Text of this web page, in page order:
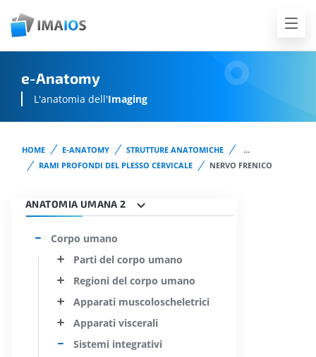
e-Anatomy
L'anatomia dell'Imaging
HOME E-ANATOMY STRUTTURE ANATOMICHE
...
RAMI PROFONDI DEL PLESSO CERVICALE
NERVO FRENICO
ANATOMIA UMANA 2
Corpo umano
Parti del corpo umano
Regioni del corpo umano
Apparati muscoloscheletrici
Apparati viscerali
Sistemi integrativi